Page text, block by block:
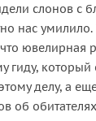
слонов с
нас умилило.
ювелирная
гиду, который
делу, а
об